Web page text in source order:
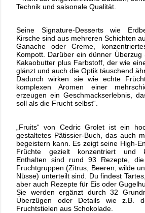
Technik und saisonale Qualität.
Seine Signature‑Desserts wie
Kirsche sind aus mehreren Schichten
Ganache oder Creme,
Kompott. Darüber ein dünner Überzug
Kakaobutter plus Farbstoff, der wie
glänzt und auch die Optik täuschend
Dadurch wirken sie wie echte
komplexen Aromen einer
erzeugen ein Geschmackserlebnis,
soll als die Frucht selbst“.
„Fruits“ von Cedric Grolet ist ein
gestaltetes Pâtissier‑Buch, das auch
begeistern kann. Es zeigt seine
Früchte gezielt konzentriert und
Enthalten sind rund 93 Rezepte,
Fruchtgruppen (Zitrus, Beeren, wilde
Nüsse) unterteilt sind. Du findest
aber auch Rezepte für Eis oder
Sie werden ergänzt durch 32
Überzügen oder Details wie z.B.
Fruchtstielen aus Schokolade.